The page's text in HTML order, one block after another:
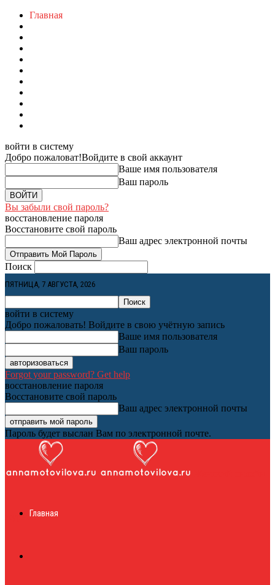
Главная
войти в систему
Добро пожаловат!Войдите в свой аккаунт
Ваше имя пользователя
Ваш пароль
Вы забыли свой пароль?
восстановление пароля
Восстановите свой пароль
Ваш адрес электронной почты
Поиск
ПЯТНИЦА, 7 АВГУСТА, 2026
войти в систему
Добро пожаловать! Войдите в свою учётную запись
Ваше имя пользователя
Ваш пароль
Forgot your password? Get help
восстановление пароля
Восстановите свой пароль
Ваш адрес электронной почты
Пароль будет выслан Вам по электронной почте.
журналГлавная